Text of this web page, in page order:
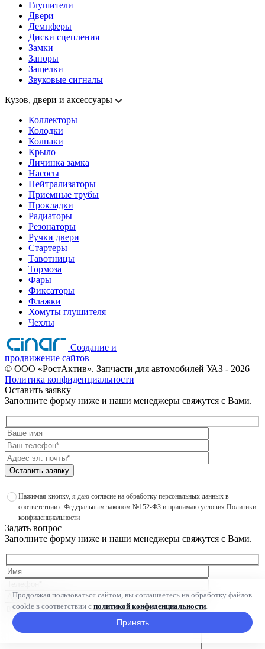
Глушители
Двери
Демпферы
Диски сцепления
Замки
Запоры
Защелки
Звуковые сигналы
Кузов, двери и аксессуары
Коллекторы
Колодки
Колпаки
Крыло
Личинка замка
Насосы
Нейтрализаторы
Приемные трубы
Прокладки
Радиаторы
Резонаторы
Ручки двери
Стартеры
Тавотницы
Тормоза
Фары
Фиксаторы
Флажки
Хомуты глушителя
Чехлы
Создание и
продвижение сайтов
© ООО «РостАктив». Запчасти для автомобилей УАЗ - 2026
Политика конфиденциальности
Оставить заявку
Заполните форму ниже и наши менеджеры свяжутся с Вами.
Оставить заявку
Нажимая кнопку, я даю согласие на обработку персональных данных в
соответствии с Федеральным законом №152-ФЗ и принимаю условия Политики
конфиденциальности
Задать вопрос
Заполните форму ниже и наши менеджеры свяжутся с Вами.
Продолжая пользоваться сайтом, вы соглашаетесь на обработку файлов
cookie в соответствии с политикой конфиденциальности.
Принять